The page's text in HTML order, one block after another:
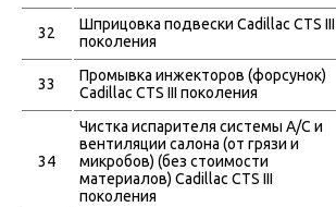
32
Шприцовка подвески Cadillac CTS III
поколения
33
Промывка инжекторов (форсунок)
Cadillac CTS III поколения
34
Чистка испарителя системы A/C и
вентиляции салона (от грязи и
микробов) (без стоимости
материалов) Cadillac CTS III
поколения